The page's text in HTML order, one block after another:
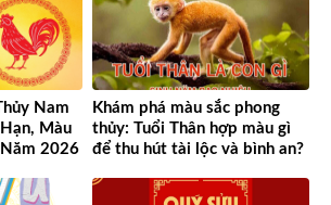
Nam
Màu
2026
Khám phá màu sắc phong
thủy: Tuổi Thân hợp màu gì
để thu hút tài lộc và bình an?